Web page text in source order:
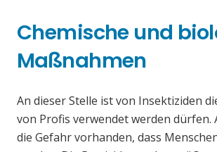
Chemische und
Maßnahmen
An dieser Stelle ist von Insektiziden
von Profis verwendet werden dürfen.
die Gefahr vorhanden, dass